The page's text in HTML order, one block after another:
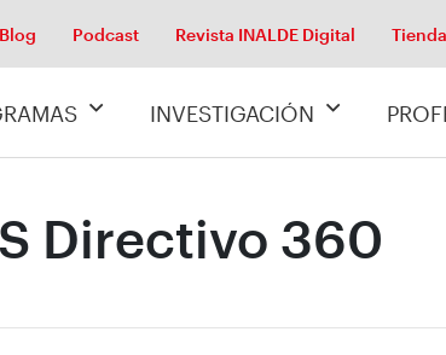
Blog Podcast Revista INALDE Digital
INVESTIGACIÓN
Directivo 360